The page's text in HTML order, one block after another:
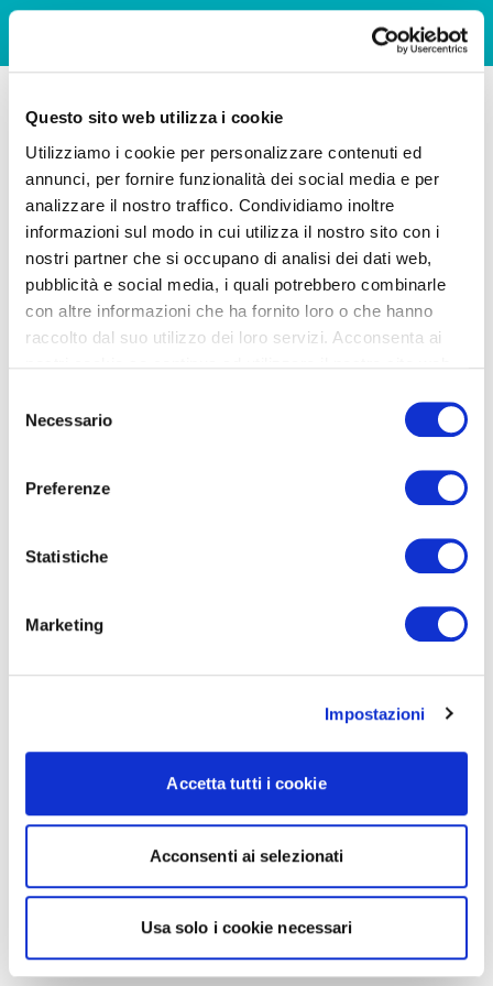
Questo sito web utilizza i cookie
Utilizziamo i cookie per personalizzare contenuti ed
annunci, per fornire funzionalità dei social media e per
analizzare il nostro traffico. Condividiamo inoltre
informazioni sul modo in cui utilizza il nostro sito con i
nostri partner che si occupano di analisi dei dati web,
pubblicità e social media, i quali potrebbero combinarle
con altre informazioni che ha fornito loro o che hanno
raccolto dal suo utilizzo dei loro servizi. Acconsenta ai
delNecessario
Preferenze
Statistiche
Marketing
Impostazioni
Accetta tutti i cookie
Acconsenti ai selezionati
Usa solo i cookie necessari